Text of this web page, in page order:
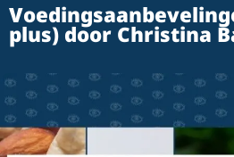
plus) door Christina